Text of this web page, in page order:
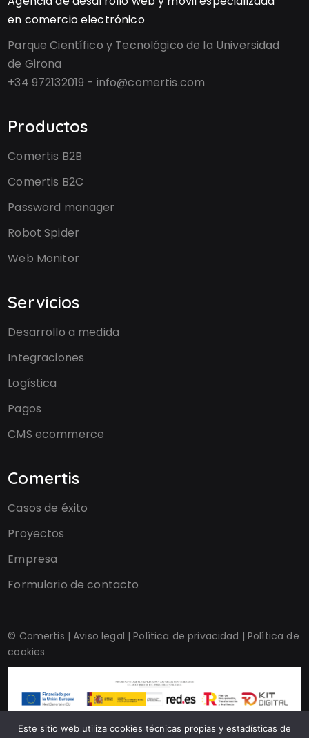
en comercio electrónico
Parque Científico y Tecnológico de la Universidad
de Girona
+34 972132019 - info@comertis.com
Productos
Comertis B2B
Comertis B2C
Password manager
Robot Spider
Web Monitor
Servicios
Desarrollo a medida
Integraciones
Logística
Pagos
CMS ecommerce
Comertis
Casos de éxito
Proyectos
Empresa
Formulario de contacto
© Comertis |Aviso legal |Política de privacidad |Política de
cookies
Este sitio web utiliza cookies técnicas propias y estadísticas de